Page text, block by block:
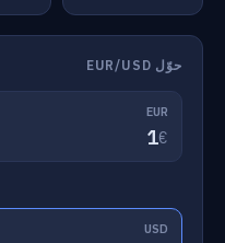
حوّل EUR/USD
EUR
€
USD